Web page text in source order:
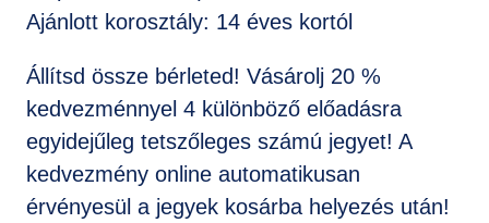
Ajánlott korosztály: 14 éves kortól
Állítsd össze bérleted! Vásárolj 20 %
kedvezménnyel 4 különböző előadásra
egyidejűleg tetszőleges számú jegyet! A
kedvezmény online automatikusan
érvényesül a jegyek kosárba helyezés után!